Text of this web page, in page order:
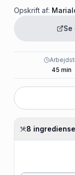
Opskrift af:
45 min
8